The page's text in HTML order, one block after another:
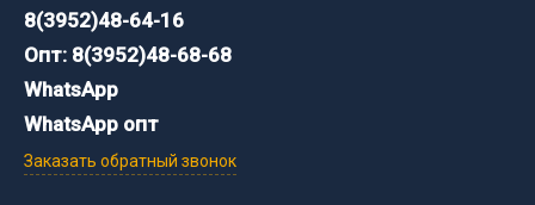
Манжеты
Паронит
Патрубки
Прокладки
Рукава высокого давления
8(3952)48-64-16
Опт: 8(3952)48-68-68
WhatsApp
WhatsApp опт
Заказать обратный звонок